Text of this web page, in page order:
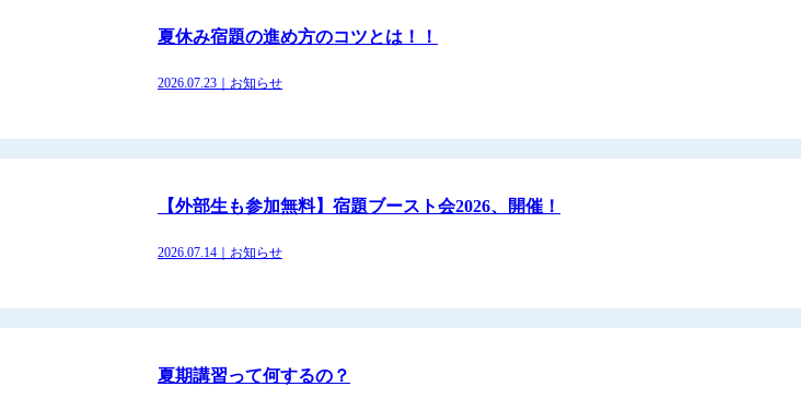
夏休み宿題の進め方のコツとは！！
2026.07.23｜お知らせ
【外部生も参加無料】宿題ブースト会2026、開催！
2026.07.14｜お知らせ
夏期講習って何するの？